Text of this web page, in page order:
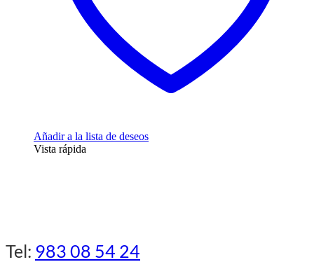
Añadir a la lista de deseos
Vista rápida
Tel: 983 08 54 24